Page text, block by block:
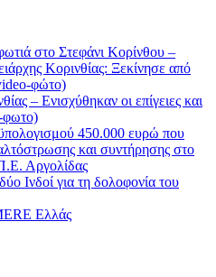
στο Στεφάνι Κορίνθου –
Κορινθίας: Ξεκίνησε από
φώτο)
– Ενισχύθηκαν οι επίγειες και
φωτο)
450.000 ευρώ που
και συντήρησης στο
Αργολίδας
Ινδοί για τη δολοφονία του
Ελλάς